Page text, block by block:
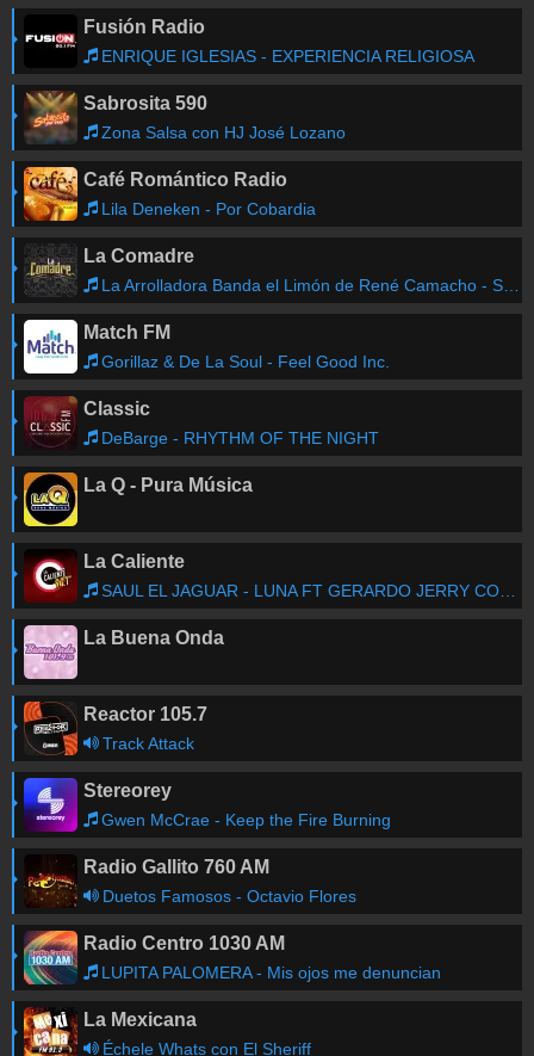
Fusión Radio
ENRIQUE IGLESIAS - EXPERIENCIA RELIGIOSA
Sabrosita 590
Zona Salsa con HJ José Lozano
Café Romántico Radio
Lila Deneken - Por Cobardia
La Comadre
La Arrolladora Banda el Limón de René Camacho - Si Las Miradas Mataran
Match FM
Gorillaz & De La Soul - Feel Good Inc.
Classic
DeBarge - RHYTHM OF THE NIGHT
La Q - Pura Música
La Caliente
SAUL EL JAGUAR - LUNA FT GERARDO JERRY CORONEL
La Buena Onda
Reactor 105.7
Track Attack
Stereorey
Gwen McCrae - Keep the Fire Burning
Radio Gallito 760 AM
Duetos Famosos - Octavio Flores
Radio Centro 1030 AM
LUPITA PALOMERA - Mis ojos me denuncian
La Mexicana
Échele Whats con El Sheriff